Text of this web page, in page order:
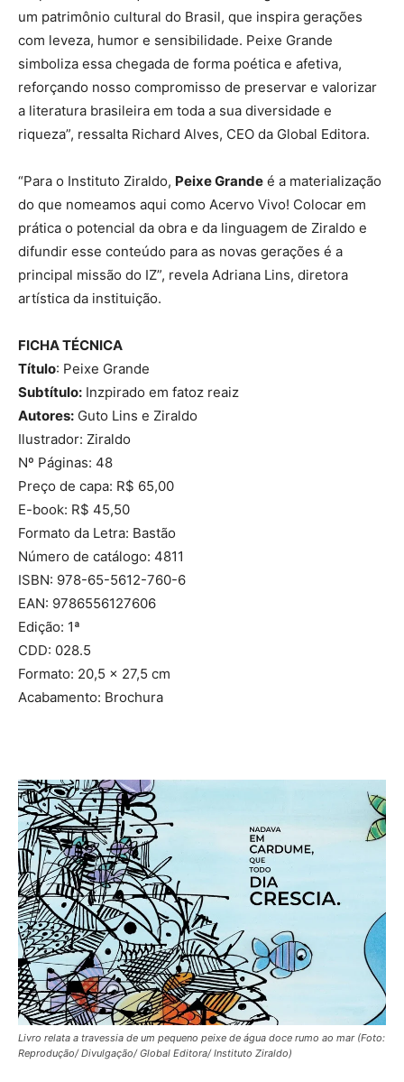
um patrimônio cultural do Brasil, que inspira gerações
com leveza, humor e sensibilidade. Peixe Grande
simboliza essa chegada de forma poética e afetiva,
reforçando nosso compromisso de preservar e valorizar
a literatura brasileira em toda a sua diversidade e
riqueza”, ressalta Richard Alves, CEO da Global Editora.
“Para o Instituto Ziraldo, Peixe Grande é a materialização
do que nomeamos aqui como Acervo Vivo! Colocar em
prática o potencial da obra e da linguagem de Ziraldo e
difundir esse conteúdo para as novas gerações é a
principal missão do IZ”, revela Adriana Lins, diretora
artística da instituição.
FICHA TÉCNICA
Título: Peixe Grande
Subtítulo: Inzpirado em fatoz reaiz
Autores: Guto Lins e Ziraldo
Ilustrador: Ziraldo
Nº Páginas: 48
Preço de capa: R$ 65,00
E-book: R$ 45,50
Formato da Letra: Bastão
Número de catálogo: 4811
ISBN: 978-65-5612-760-6
EAN: 9786556127606
Edição: 1ª
CDD: 028.5
Formato: 20,5 x 27,5 cm
Acabamento: Brochura
Livro relata a travessia de um pequeno peixe de água doce rumo ao mar (Foto:
Reprodução/ Divulgação/ Global Editora/ Instituto Ziraldo)